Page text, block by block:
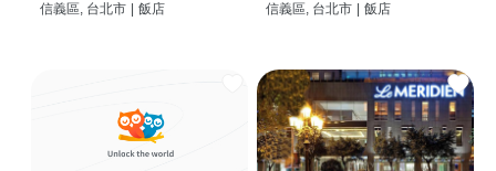
信義區, 台北市 飯店 信義區, 台北市 飯店